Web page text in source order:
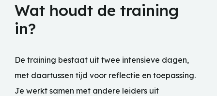
Wat houdt de training
in?
De training bestaat uit twee intensieve dagen,
met daartussen tijd voor reflectie en toepassing.
Je werkt samen met andere leiders uit